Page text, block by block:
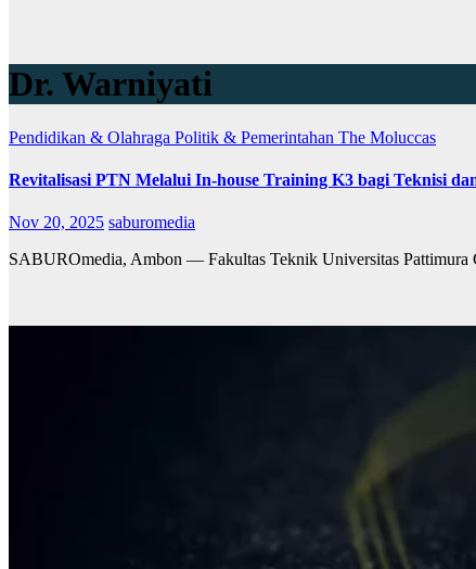
Dr. Warniyati
Pendidikan & Olahraga Politik & Pemerintahan The Moluccas
Revitalisasi PTN Melalui In-house Training K3 bagi Teknisi
Nov 20, 2025 saburomedia
SABUROmedia, Ambon — Fakultas Teknik Universitas